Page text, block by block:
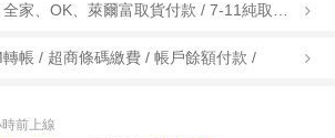
帳 / 超商條碼繳費 / 帳戶餘額付款 /
前上線